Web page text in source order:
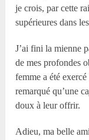
je crois, par cette
supérieures dans
J’ai fini la mienne
de mes profondes
femme a été
remarqué qu’une
doux à leur offrir.
Adieu, ma belle